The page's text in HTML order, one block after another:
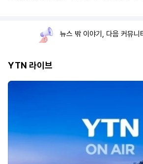
뉴스 밖 이야기, 다음 커뮤니
YTN 라이브